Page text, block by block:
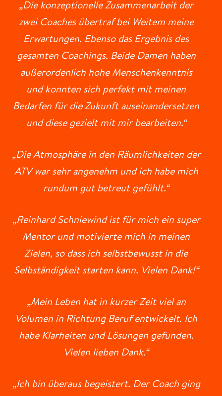
„Die konzeptionelle Zusammenarbeit der
zwei Coaches übertraf bei Weitem meine
Erwartungen. Ebenso das Ergebnis des
gesamten Coachings. Beide Damen haben
außerordenlich hohe Menschenkenntnis
und konnten sich perfekt mit meinen
Bedarfen für die Zukunft auseinandersetzen
und diese gezielt mit mir bearbeiten.“
„Die Atmosphäre in den Räumlichkeiten der
ATV war sehr angenehm und ich habe mich
rundum gut betreut gefühlt.“
„Reinhard Schniewind ist für mich ein super
Mentor und motivierte mich in meinen
Zielen, so dass ich selbstbewusst in die
Selbständigkeit starten kann. Vielen Dank!“
„Mein Leben hat in kurzer Zeit viel an
Volumen in Richtung Beruf entwickelt. Ich
habe Klarheiten und Lösungen gefunden.
Vielen lieben Dank.“
„Ich bin überaus begeistert. Der Coach ging